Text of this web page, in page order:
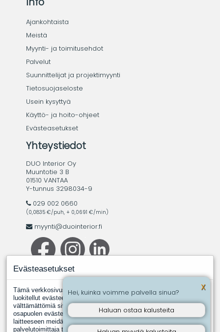
Ajankohtaista
Meistä
Myynti- ja toimitusehdot
Palvelut
Suunnittelijat ja projektimyynti
Tietosuojaseloste
Usein kysyttyä
Käyttö- ja hoito-ohjeet
Evästeasetukset
Yhteystiedot
DUO Interior Oy
Muuntotie 3 B
01510 VANTAA
Y-tunnus 3298034-9
029 002 0660
(0,0835 €/puh, + 0,0691 €/min)
myynti@duointerior.fi
X
Hei, kuinka voimme palvella sinua?
Haluan ostaa kalusteita
Evästeasetukset
Tämä verkkosivusto käyttää evästeitä. Evästeistä välttämättömiksi
luokitellut evästeet tallennetaan selaimeesi, koska ne ovat
välttämättömiä sivuston perustoimintoja varten. Muut, kolmannen
osapuolen evästeet ovat evästeitä, joita joku toinen taho asentaa
laitteeseen meidän puolestamme. Näin tapahtuu silloin, kun jokin
palvelutoimittaja tuottaa meille esimerkiksi analyysipalveluita.